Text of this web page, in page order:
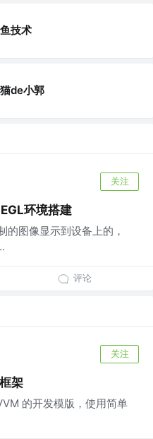
技术
de小郭
关注
环境搭建
的图像显示到设备上的，
评论
关注
架
的开发模版，使用简单